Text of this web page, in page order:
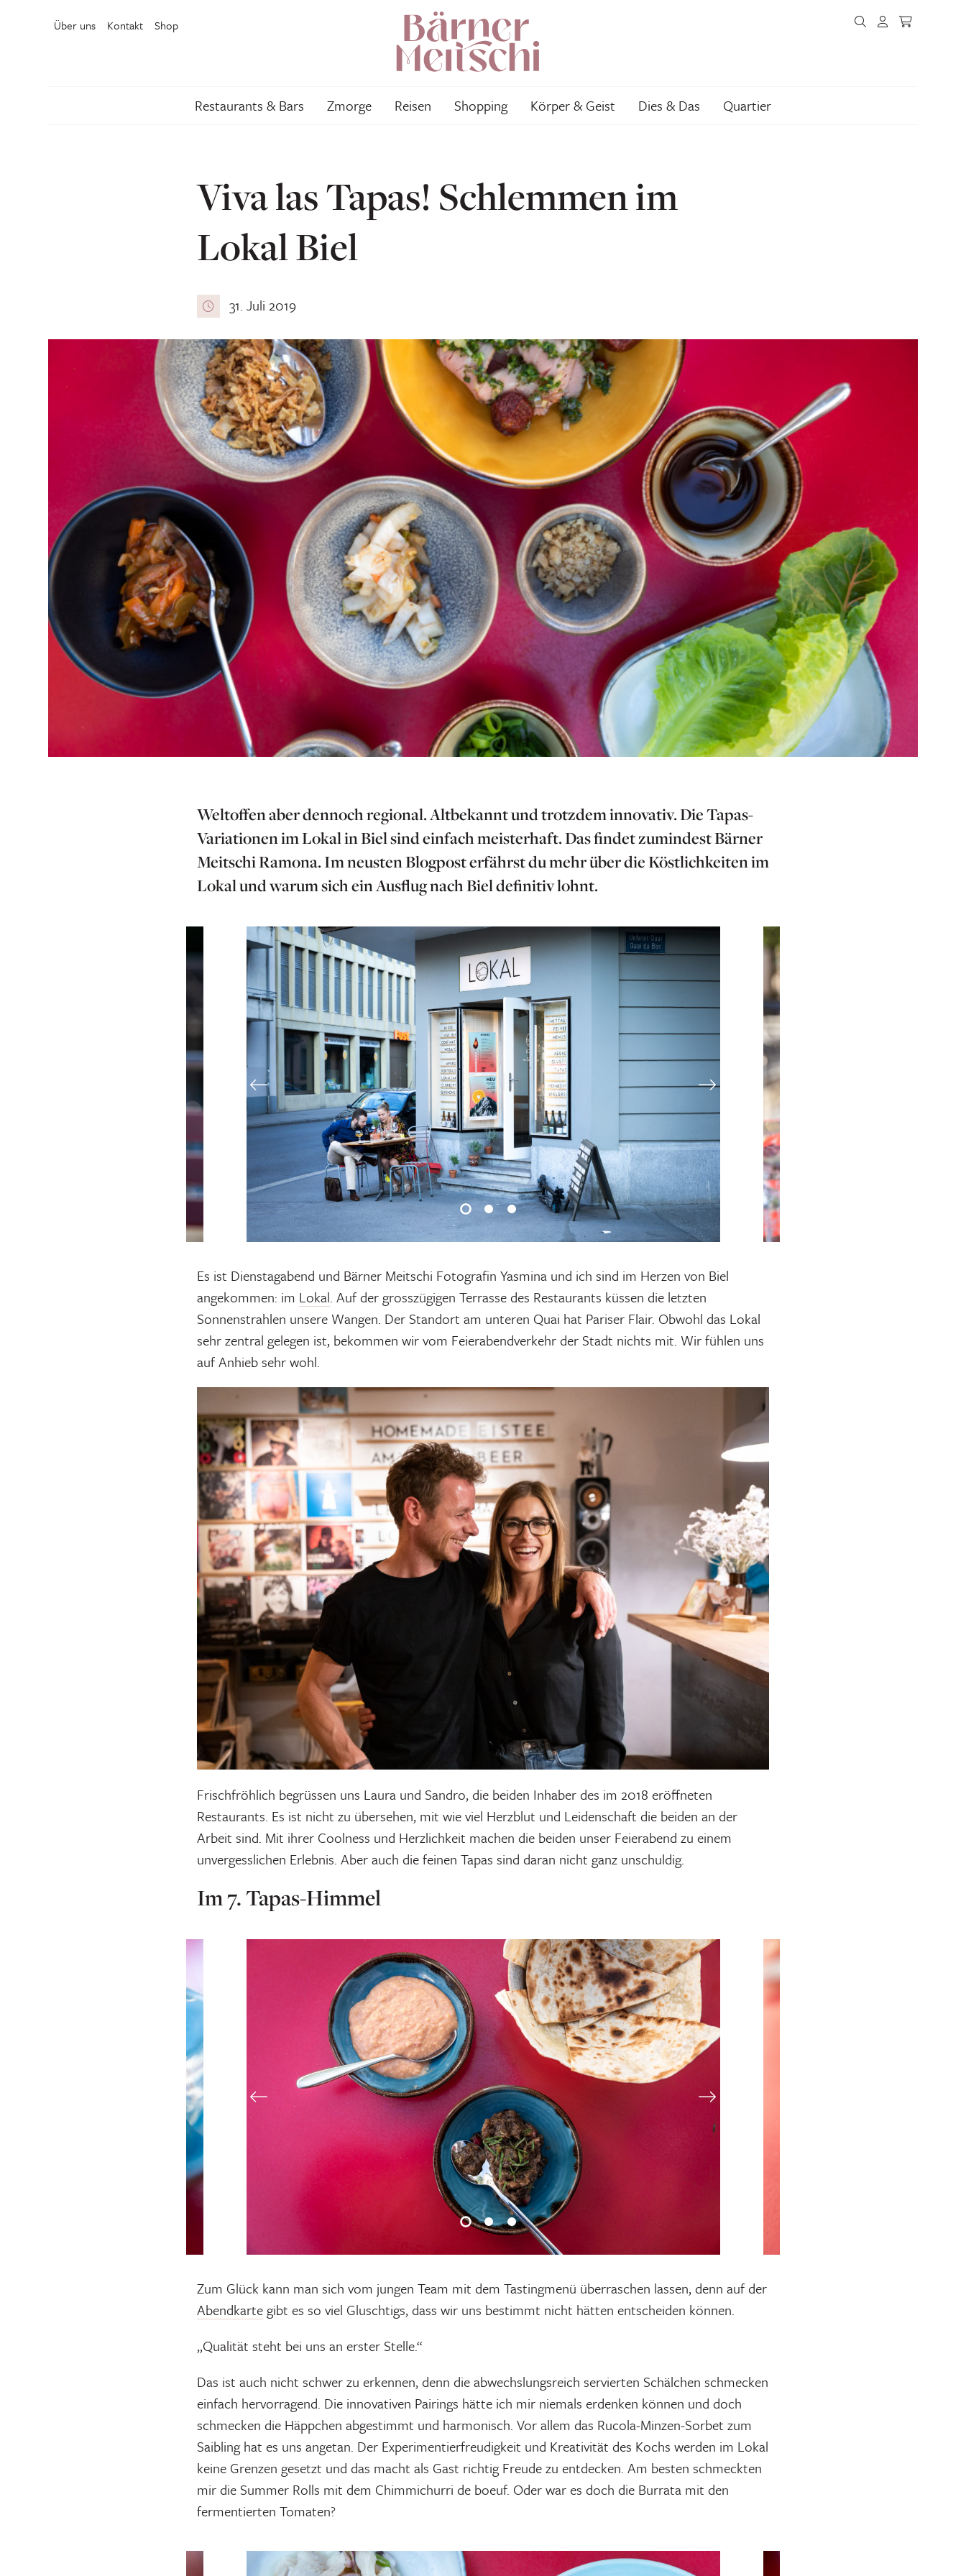
Über uns Kontakt Shop
Restaurants & Bars Zmorge Reisen Shopping Körper & Geist Dies & Das Quartier
Viva las Tapas! Schlemmen im
Lokal Biel
31. Juli 2019
Weltoffen aber dennoch regional. Altbekannt und trotzdem innovativ. Die Tapas-
Variationen im Lokal in Biel sind einfach meisterhaft. Das findet zumindest Bärner
Meitschi Ramona. Im neusten Blogpost erfährst du mehr über die Köstlichkeiten im
Lokal und warum sich ein Ausflug nach Biel definitiv lohnt.
Es ist Dienstagabend und Bärner Meitschi Fotografin Yasmina und ich sind im Herzen von Biel
angekommen: im Lokal. Auf der grosszügigen Terrasse des Restaurants küssen die letzten
Sonnenstrahlen unsere Wangen. Der Standort am unteren Quai hat Pariser Flair. Obwohl das Lokal
sehr zentral gelegen ist, bekommen wir vom Feierabendverkehr der Stadt nichts mit. Wir fühlen uns
auf Anhieb sehr wohl.
Frischfröhlich begrüssen uns Laura und Sandro, die beiden Inhaber des im 2018 eröffneten
Restaurants. Es ist nicht zu übersehen, mit wie viel Herzblut und Leidenschaft die beiden an der
Arbeit sind. Mit ihrer Coolness und Herzlichkeit machen die beiden unser Feierabend zu einem
unvergesslichen Erlebnis. Aber auch die feinen Tapas sind daran nicht ganz unschuldig.
Im 7. Tapas-Himmel
Zum Glück kann man sich vom jungen Team mit dem Tastingmenü überraschen lassen, denn auf der
Abendkartegibt es so viel Gluschtigs, dass wir uns bestimmt nicht hätten entscheiden können.
„Qualität steht bei uns an erster Stelle.“
Das ist auch nicht schwer zu erkennen, denn die abwechslungsreich servierten Schälchen schmecken
einfach hervorragend. Die innovativen Pairings hätte ich mir niemals erdenken können und doch
schmecken die Häppchen abgestimmt und harmonisch. Vor allem das Rucola-Minzen-Sorbet zum
Saibling hat es uns angetan. Der Experimentierfreudigkeit und Kreativität des Kochs werden im Lokal
keine Grenzen gesetzt und das macht als Gast richtig Freude zu entdecken. Am besten schmeckten
mir die Summer Rolls mit dem Chimmichurri de boeuf. Oder war es doch die Burrata mit den
fermentierten Tomaten?